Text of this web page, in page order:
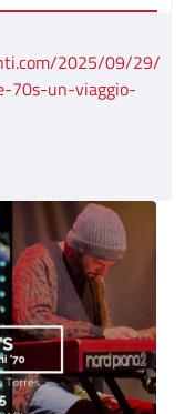
2025/09/29/
70s-un-viaggio-